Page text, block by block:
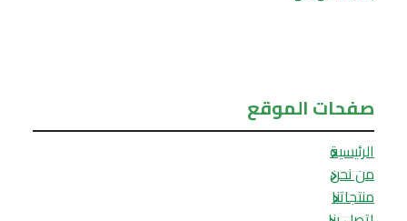
صفحات الموقع
الرئيسية
من نحن
منتجاتنا